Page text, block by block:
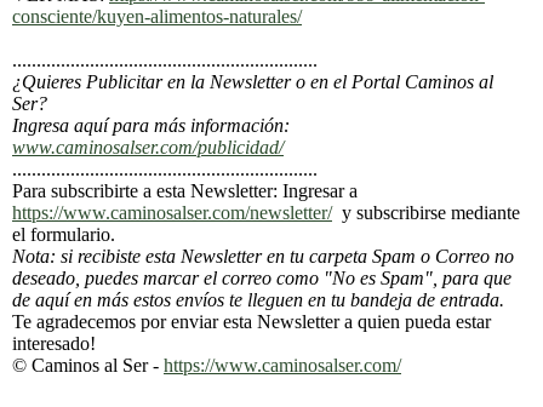
consciente/kuyen-alimentos-naturales/
...............................................................
¿Quieres Publicitar en la Newsletter o en el Portal Caminos al
Ser?
Ingresa aquí para más información:
www.caminosalser.com/publicidad/
...............................................................
Para subscribirte a esta Newsletter: Ingresar a
https://www.caminosalser.com/newsletter/y subscribirse mediante
el formulario.
Nota: si recibiste esta Newsletter en tu carpeta Spam o Correo no
deseado, puedes marcar el correo como "No es Spam", para que
de aquí en más estos envíos te lleguen en tu bandeja de entrada.
Te agradecemos por enviar esta Newsletter a quien pueda estar
interesado!
© Caminos al Ser - https://www.caminosalser.com/